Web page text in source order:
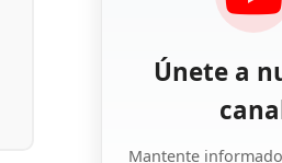
Únete a
Mantente